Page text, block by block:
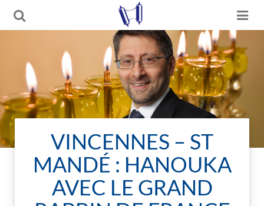
VINCENNES – ST
MANDÉ : HANOUKA
AVEC LE GRAND